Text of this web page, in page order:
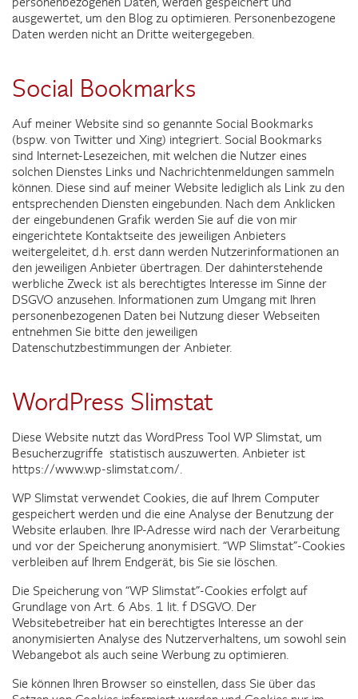
ausgewertet, um den Blog zu optimieren. Personenbezogene
Daten werden nicht an Dritte weitergegeben.
Social Bookmarks
Auf meiner Website sind so genannte Social Bookmarks
(bspw. von Twitter und Xing) integriert. Social Bookmarks
sind Internet-Lesezeichen, mit welchen die Nutzer eines
solchen Dienstes Links und Nachrichtenmeldungen sammeln
können. Diese sind auf meiner Website lediglich als Link zu den
entsprechenden Diensten eingebunden. Nach dem Anklicken
der eingebundenen Grafik werden Sie auf die von mir
eingerichtete Kontaktseite des jeweiligen Anbieters
weitergeleitet, d.h. erst dann werden Nutzerinformationen an
den jeweiligen Anbieter übertragen. Der dahinterstehende
werbliche Zweck ist als berechtigtes Interesse im Sinne der
DSGVO anzusehen. Informationen zum Umgang mit Ihren
personenbezogenen Daten bei Nutzung dieser Webseiten
entnehmen Sie bitte den jeweiligen
Datenschutzbestimmungen der Anbieter.
WordPress Slimstat
Diese Website nutzt das WordPress Tool WP Slimstat, um
Besucherzugriffe statistisch auszuwerten. Anbieter ist
https://www.wp-slimstat.com/.
WP Slimstat verwendet Cookies, die auf Ihrem Computer
gespeichert werden und die eine Analyse der Benutzung der
Website erlauben. Ihre IP-Adresse wird nach der Verarbeitung
und vor der Speicherung anonymisiert. “WP Slimstat”-Cookies
verbleiben auf Ihrem Endgerät, bis Sie sie löschen.
Die Speicherung von “WP Slimstat”-Cookies erfolgt auf
Grundlage von Art. 6 Abs. 1 lit. f DSGVO. Der
Websitebetreiber hat ein berechtigtes Interesse an der
anonymisierten Analyse des Nutzerverhaltens, um sowohl sein
Webangebot als auch seine Werbung zu optimieren.
Sie können Ihren Browser so einstellen, dass Sie über das